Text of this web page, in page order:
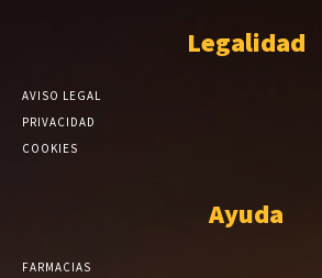
Legalidad
AVISO LEGAL
PRIVACIDAD
COOKIES
Ayuda
FARMACIAS